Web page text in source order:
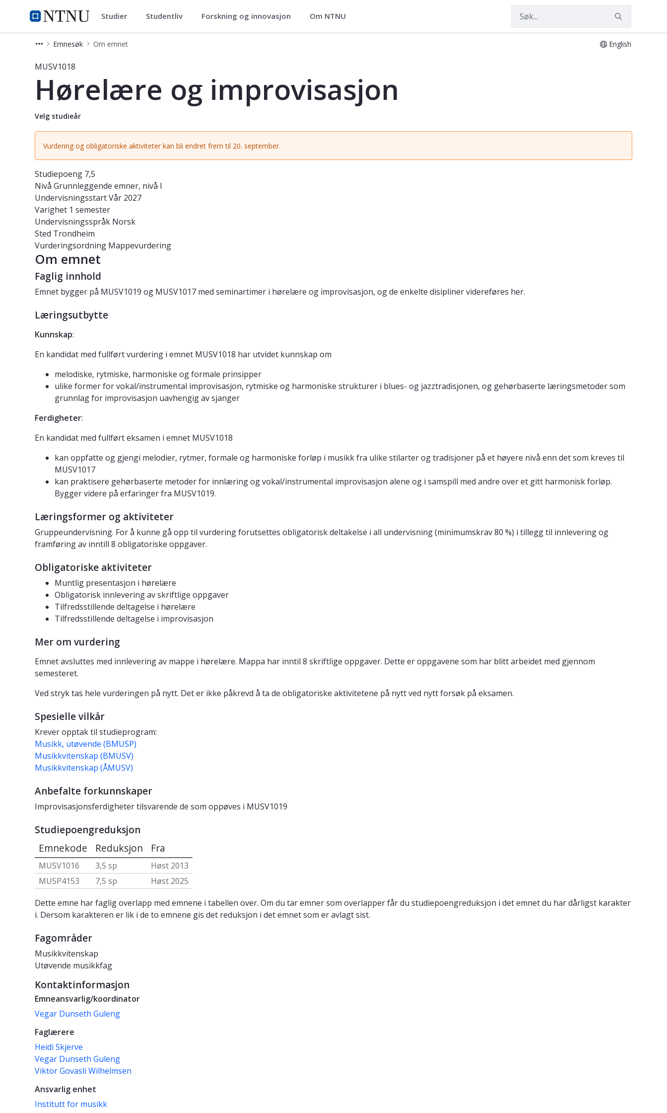
NTNU Hjemmeside
Studier Studier Studentliv Forskning og innovasjon Om NTNU
Emnesøk Om emnet English
Emne - Hørelære og improvisasjon - MUSV1018
MUSV1018
Hørelære og improvisasjon
Velg studieår
Vurdering og obligatoriske aktiviteter kan bli endret frem til 20. september.
Studiepoeng 7,5
Nivå Grunnleggende emner, nivå I
UndervisningsstartVår 2027
Varighet 1 semester
Undervisningsspråk Norsk
Sted Trondheim
Vurderingsordning Mappevurdering
Om emnet
Faglig innhold
Emnet bygger på MUSV1019 og MUSV1017 med seminartimer i hørelære og improvisasjon, og de enkelte disipliner videreføres her.
Læringsutbytte
Kunnskap:
En kandidat med fullført vurdering i emnet MUSV1018 har utvidet kunnskap om
melodiske, rytmiske, harmoniske og formale prinsipper
ulike former for vokal/instrumental improvisasjon, rytmiske og harmoniske strukturer i blues- og jazztradisjonen, og gehørbaserte læringsmetoder som
grunnlag for improvisasjon uavhengig av sjanger
Ferdigheter:
En kandidat med fullført eksamen i emnet MUSV1018
kan oppfatte og gjengi melodier, rytmer, formale og harmoniske forløp i musikk fra ulike stilarter og tradisjoner på et høyere nivå enn det som kreves til
MUSV1017
kan praktisere gehørbaserte metoder for innlæring og vokal/instrumental improvisasjon alene og i samspill med andre over et gitt harmonisk forløp.
Bygger videre på erfaringer fra MUSV1019.
Læringsformer og aktiviteter
Gruppeundervisning. For å kunne gå opp til vurderingforutsettes obligatorisk deltakelse i all undervisning (minimumskrav 80 %) i tillegg til innlevering og
framføring av inntill 8 obligatoriske oppgaver.
Obligatoriske aktiviteter
Muntlig presentasjon i hørelære
Obligatorisk innlevering av skriftlige oppgaver
Tilfredsstillende deltagelse i hørelære
Tilfredsstillende deltagelse i improvisasjon
Mer om vurdering
Emnet avsluttes med innlevering av mappe i hørelære. Mappa har inntil 8 skriftlige oppgaver. Dette er oppgavene som har blitt arbeidet med gjennom
semesteret.
Ved stryk tas hele vurderingen på nytt. Det er ikke påkrevd å ta de obligatoriske aktivitetene på nytt ved nytt forsøk på eksamen.
Spesielle vilkår
Krever opptak til studieprogram:
Musikk, utøvende (BMUSP)
Musikkvitenskap (BMUSV)
Musikkvitenskap (ÅMUSV)
Anbefalte forkunnskaper
Improvisasjonsferdigheter tilsvarende de som oppøves i MUSV1019
Studiepoengreduksjon
Emnekode Reduksjon Fra
MUSV1016 3,5 sp
Høst 2013
MUSP4153
7,5 sp
Høst 2025
Dette emne har faglig overlapp med emnene i tabellen over. Om du tar emner som overlapper får du studiepoengreduksjon i det emnet du har dårligst karakter
i. Dersom karakteren er lik i de to emnene gis det reduksjon i det emnet som er avlagt sist.
Fagområder
Musikkvitenskap
Utøvende musikkfag
Kontaktinformasjon
Emneansvarlig/koordinator
Vegar Dunseth Guleng
Faglærere
Heidi Skjerve
Vegar Dunseth Guleng
Viktor Govasli Wilhelmsen
Ansvarlig enhet
Institutt for musikk